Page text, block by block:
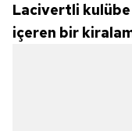
Lacivertli kulübe
içeren bir